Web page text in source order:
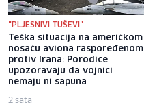
"PLJESNIVI TUŠEVI"
Teška situacija na američkom
nosaču aviona raspoređenom
protiv Irana: Porodice
upozoravaju da vojnici
nemaju ni sapuna
2 sata